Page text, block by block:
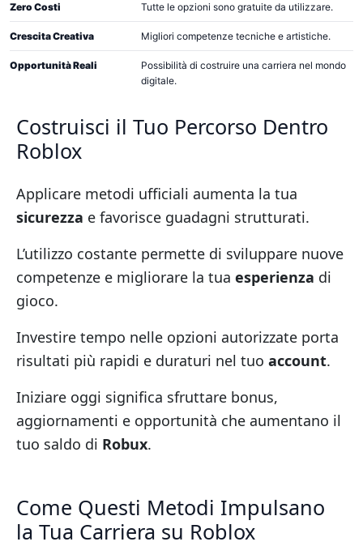
Zero Costi Tutte le opzioni sono gratuite da utilizzare.
Crescita Creativa Migliori competenze tecniche e artistiche.
Opportunità Reali
Possibilità di costruire una carriera nel mondo
digitale.
Costruisci il Tuo Percorso Dentro
Roblox
Applicare metodi ufficiali aumenta la tua
sicurezza e favorisce guadagni strutturati.
L’utilizzo costante permette di sviluppare nuove
competenze e migliorare la tua esperienza di
gioco.
Investire tempo nelle opzioni autorizzate porta
risultati più rapidi e duraturi nel tuo account.
Iniziare oggi significa sfruttare bonus,
aggiornamenti e opportunità che aumentano il
tuo saldo di Robux.
Come Questi Metodi Impulsano
la Tua Carriera su Roblox